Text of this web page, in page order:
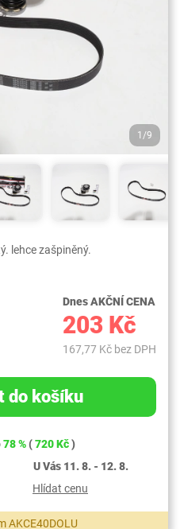
1/9
lehce zašpiněný.
Dnes AKČNÍ CENA
203 Kč
167,77 Kč bez DPH
do košíku
78 %(720 Kč)
U Vás 11. 8. - 12. 8.
Hlídat cenu
AKCE40DOLU